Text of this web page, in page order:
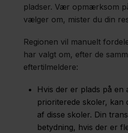
pladser. Vær opmærksom
vælger om, mister du din
Regionen vil manuelt
har valgt om, efter de
eftertilmeldere:
Hvis der er plads på en
prioriterede skoler, kan
af disse skoler. Din
betydning, hvis der er